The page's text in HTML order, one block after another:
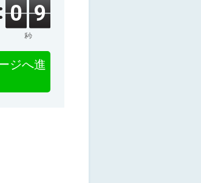
0 8
秒
ジへ進